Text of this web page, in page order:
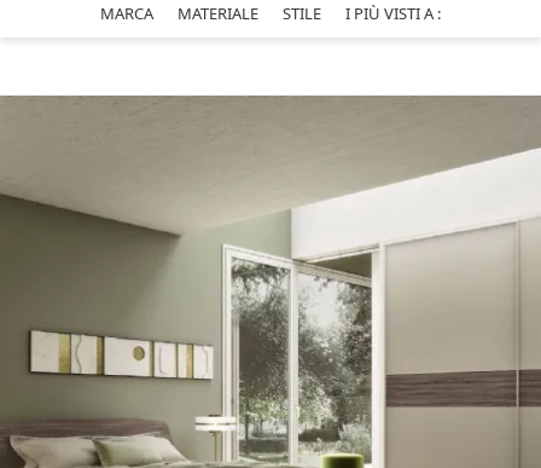
MARCA MATERIALE STILE I PIÙ VISTI A :